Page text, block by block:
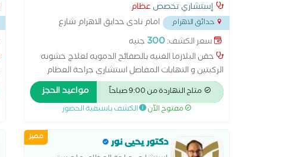
إستشاري تخصص عظام
حدائق الاهرام
امام نادى حدايق الاهرام شارع
العوضى...
سعر الكشف:300 جنيه
حقن البلازما الغنيه بالصفائح الدمويه لعلاج خشونه
الركبتين و التهابات المفاصل استشارى جراحة العظام
والمفاصل و إصابات الملاعب حقن البلازما ، حقن السائل
الغضروفى لعلاج اآلام المفاصل ، خشونه الركبتين ، حقن
العمود الفقرى ، حقن مفصل الكتف ، حقن الفقرات و
عمليات المناظير و المفاصل
متاح النهاردة من 9:00 صباحاً مواعيد الحجز
مفتوح الآن الكشف باسبقية الحضور
مميز دكتور يحيى نور